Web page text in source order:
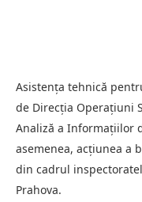
Asistența tehnică
de Direcția Operațiuni
Analiză a Informațiilor
asemenea, acțiunea a
din cadrul
Prahova.